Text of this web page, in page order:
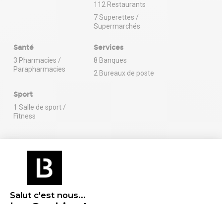
Salut c'est nous...
112 Restaurants
7 Superettes /
Supermarchés
Santé
3 Pharmacies /
Parapharmacies
Services
8 Banques
2 Bureaux de poste
Sport
1 Salle de sport /
Fitness